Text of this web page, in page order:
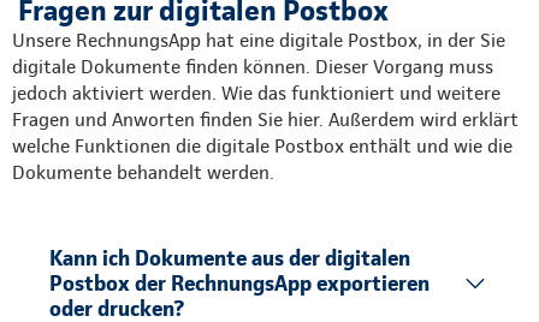
Fragen zur digitalen Postbox
Unsere RechnungsApp hat eine digitale Postbox, in der Sie
digitale Dokumente finden können. Dieser Vorgang muss
jedoch aktiviert werden. Wie das funktioniert und weitere
Fragen und Anworten finden Sie hier. Außerdem wird erklärt
welche Funktionen die digitale Postbox enthält und wie die
Dokumente behandelt werden.
Kann ich Dokumente aus der digitalen
Postbox der RechnungsApp exportieren
oder drucken?